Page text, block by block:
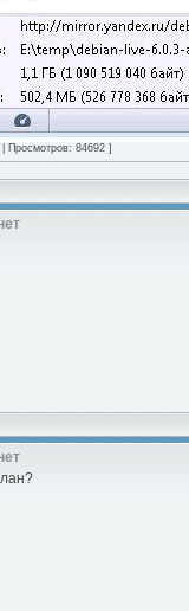
Просмотров: 84692 ]